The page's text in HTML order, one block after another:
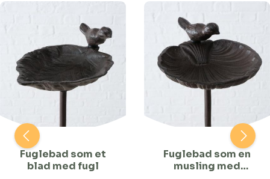
Fuglebad som et
blad med fugl
Fuglebad som en
musling med